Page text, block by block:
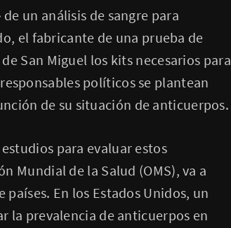
un análisis de sangre para
el fabricante de una prueba de
San Miguel los kits necesarios para
políticos se plantean
de su situación de anticuerpos.
para evaluar estos
Mundial de la Salud (OMS), va a
En los Estados Unidos, un
la prevalencia de anticuerpos en